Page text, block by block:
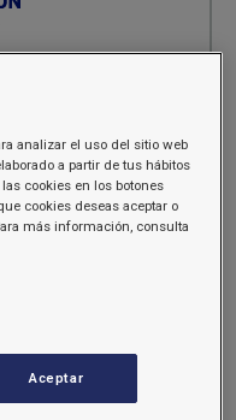
analizar el uso del sitio web
a partir de tus hábitos
cookies en los botones
cookies deseas aceptar o
más información, consulta
Aceptar